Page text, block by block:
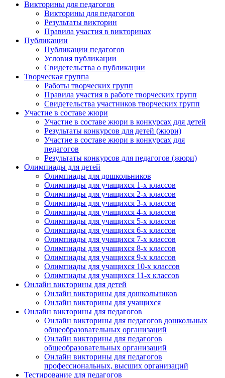
Викторины для педагогов
Викторины для педагогов
Результаты викторин
Правила участия в викторинах
Публикации
Публикации педагогов
Условия публикации
Свидетельства о публикации
Творческая группа
Работы творческих групп
Правила участия в работе творческих групп
Свидетельства участников творческих групп
Участие в составе жюри
Участие в составе жюри в конкурсах для детей
Результаты конкурсов для детей (жюри)
Участие в составе жюри в конкурсах для
педагогов
Результаты конкурсов для педагогов (жюри)
Олимпиады для детей
Олимпиады для дошкольников
Олимпиады для учащихся 1-х классов
Олимпиады для учащихся 2-х классов
Олимпиады для учащихся 3-х классов
Олимпиады для учащихся 4-х классов
Олимпиады для учащихся 5-х классов
Олимпиады для учащихся 6-х классов
Олимпиады для учащихся 7-х классов
Олимпиады для учащихся 8-х классов
Олимпиады для учащихся 9-х классов
Олимпиады для учащихся 10-х классов
Олимпиады для учащихся 11-х классов
Онлайн викторины для детей
Онлайн викторины для дошкольников
Онлайн викторины для учащихся
Онлайн викторины для педагогов
Онлайн викторины для педагогов дошкольных
общеобразовательных организаций
Онлайн викторины для педагогов
общеобразовательных организаций
Онлайн викторины для педагогов
профессиональных, высших организаций
Тестирование для педагогов